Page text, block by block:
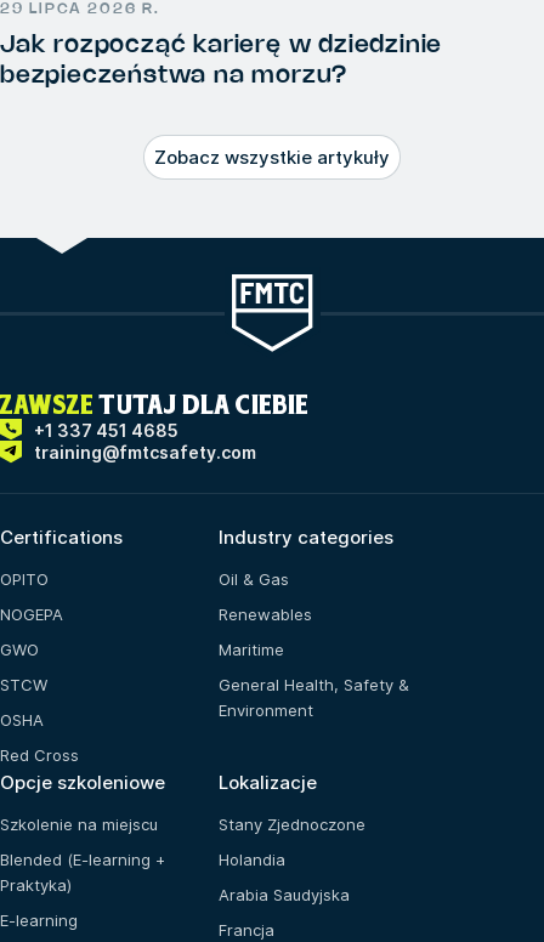
29 LIPCA 2026 R.
Jak rozpocząć karierę w dziedzinie
bezpieczeństwa na morzu?
Zobacz wszystkie artykuły
ZAWSZE TUTAJ DLA CIEBIE
+1 337 451 4685
training@fmtcsafety.com
Certifications
OPITO
NOGEPA
GWO
STCW
OSHA
Red Cross
Industry categories
Oil & Gas
Renewables
Maritime
General Health, Safety &
Environment
Opcje szkoleniowe
Szkolenie na miejscu
Blended (E-learning +
Praktyka)
E-learning
Lokalizacje
Stany Zjednoczone
Holandia
Arabia Saudyjska
Francja